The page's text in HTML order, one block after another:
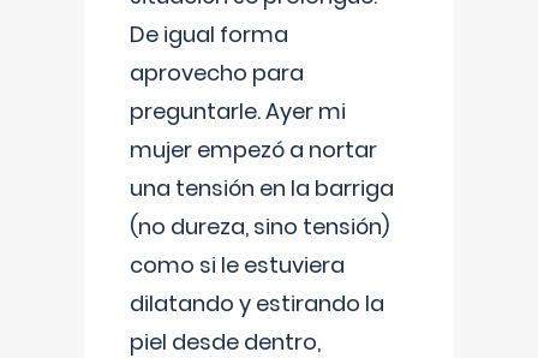
De igual forma
aprovecho para
preguntarle. Ayer mi
mujer empezó a nortar
una tensión en la barriga
(no dureza, sino tensión)
como si le estuviera
dilatando y estirando la
piel desde dentro,